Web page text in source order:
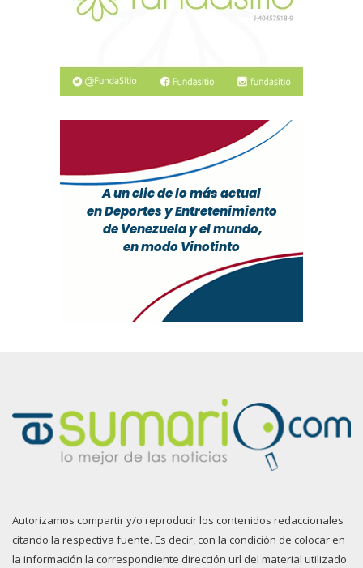
Autorizamos compartir y/o reproducir los contenidos redaccionales
citando la respectiva fuente. Es decir, con la condición de colocar en
la información la correspondiente dirección url del material utilizado